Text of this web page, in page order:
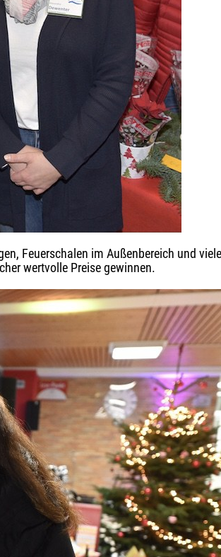
Feuerschalen im Außenbereich und viele
wertvolle Preise gewinnen.